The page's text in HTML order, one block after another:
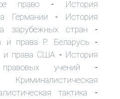
право - История
Германии - История
зарубежных стран -
и права Р. Беларусь -
и права США - История
учений -
Криминалистическая
тактика -